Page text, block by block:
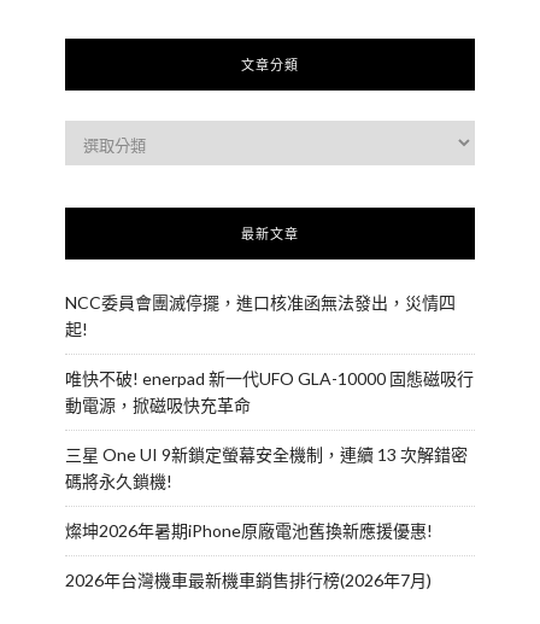
文章分類
最新文章
NCC委員會團滅停擺，進口核准函無法發出，災情四
起!
唯快不破! enerpad 新一代UFO GLA-10000 固態磁吸行
動電源，掀磁吸快充革命
三星 One UI 9新鎖定螢幕安全機制，連續 13 次解錯密
碼將永久鎖機!
燦坤2026年暑期iPhone原廠電池舊換新應援優惠!
2026年台灣機車最新機車銷售排行榜(2026年7月)